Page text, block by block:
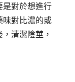
是對於想進行
味對比濃的或
清潔陰莖，